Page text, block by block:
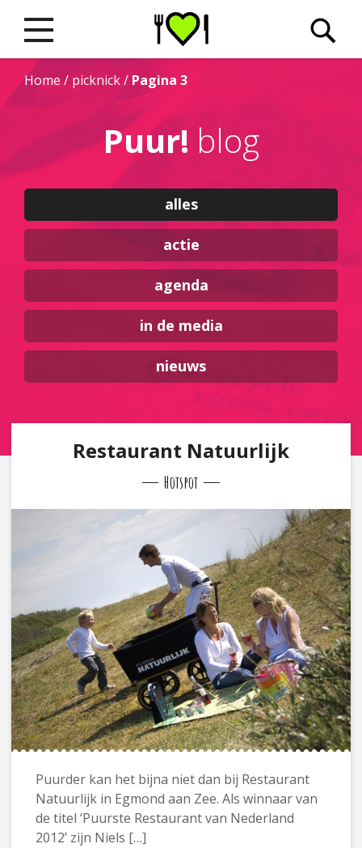
Home/ picknick/ Pagina 3
Puur! blog
alles
actie
agenda
in de media
nieuws
Restaurant Natuurlijk
Hotspot
Puurder kan het bijna niet dan bij Restaurant
Natuurlijk in Egmond aan Zee. Als winnaar van
de titel ‘Puurste Restaurant van Nederland
2012’ zijn Niels […]